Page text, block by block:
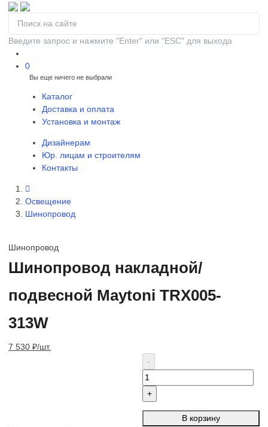
Введите запрос и нажмите "Enter" или "ESC" для выхода
0
Вы еще ничего не выбрали
Каталог
Доставка и оплата
Установка и монтаж
Дизайнерам
Юр. лицам и строителям
Контакты
Освещение
Шинопровод
Шинопровод
Шинопровод накладной/
подвесной Maytoni TRX005-
313W
7 530 ₽/шт.
В корзину